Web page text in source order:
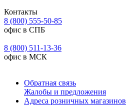
Контакты
8 (800) 555-50-85
офис в СПБ
8 (800) 511-13-36
офис в МСК
Обратная связь
Жалобы и предложения
Адреса розничных магазинов